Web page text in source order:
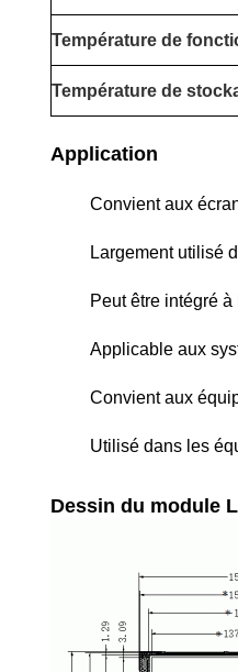
Température de
Température de
Application
Convient aux
Largement utilisé
Peut être intégré
Applicable aux
Convient aux
Utilisé dans les
Dessin du module